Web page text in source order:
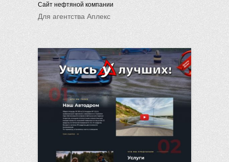
Сайт нефтяной компании
Для агентства Аплекс